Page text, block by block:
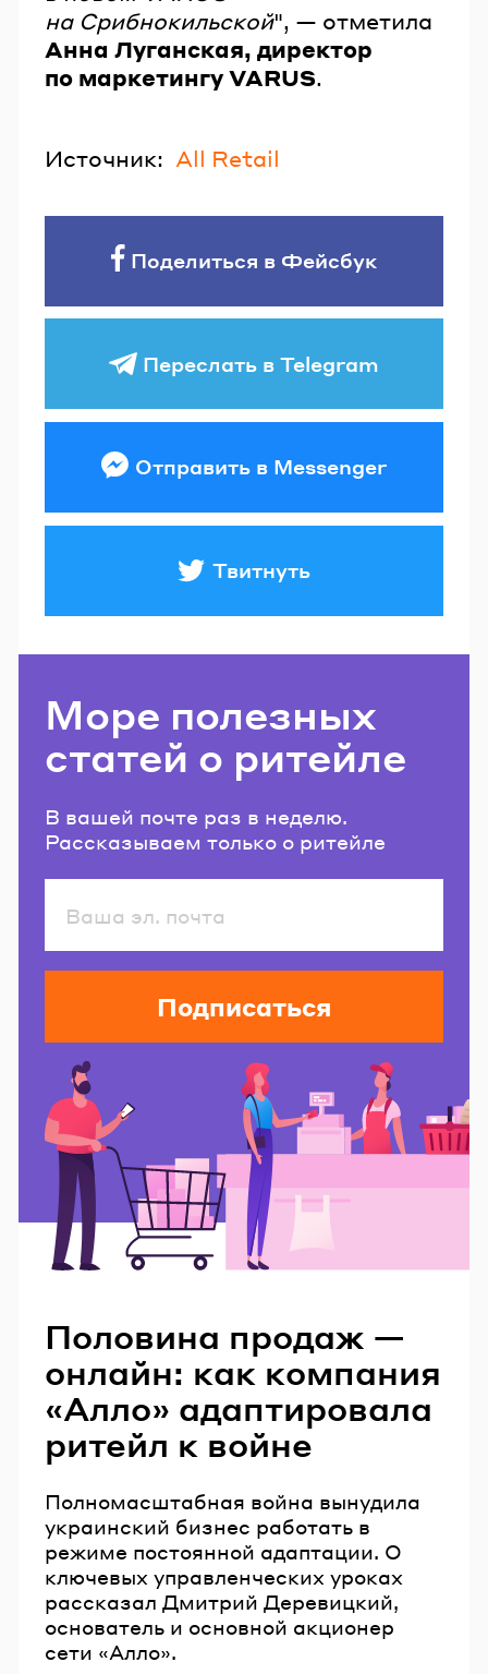
на Срибнокильской", — отметила
Анна Луганская, директор
по маркетингу VARUS.
Источник: All Retail
Поделиться в Фейсбук
Переслать в Telegram
Отправить в Messenger
Твитнуть
Море полезных
статей о ритейле
В вашей почте раз в неделю.
Рассказываем только о ритейле
Подписаться
Половина продаж —
онлайн: как компания
«Алло» адаптировала
ритейл к войне
Полномасштабная война вынудила
украинский бизнес работать в
режиме постоянной адаптации. О
ключевых управленческих уроках
рассказал Дмитрий Деревицкий,
основатель и основной акционер
сети «Алло».